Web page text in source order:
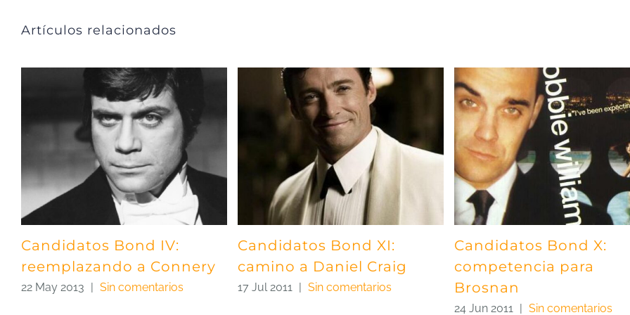
Artículos relacionados
Candidatos Bond IV:
reemplazando a Connery
22 May 2013 | Sin comentarios
Candidatos Bond XI:
camino a Daniel Craig
17 Jul 2011 | Sin comentarios
Candidatos Bond X:
competencia para
Brosnan
24 Jun 2011 | Sin comentarios